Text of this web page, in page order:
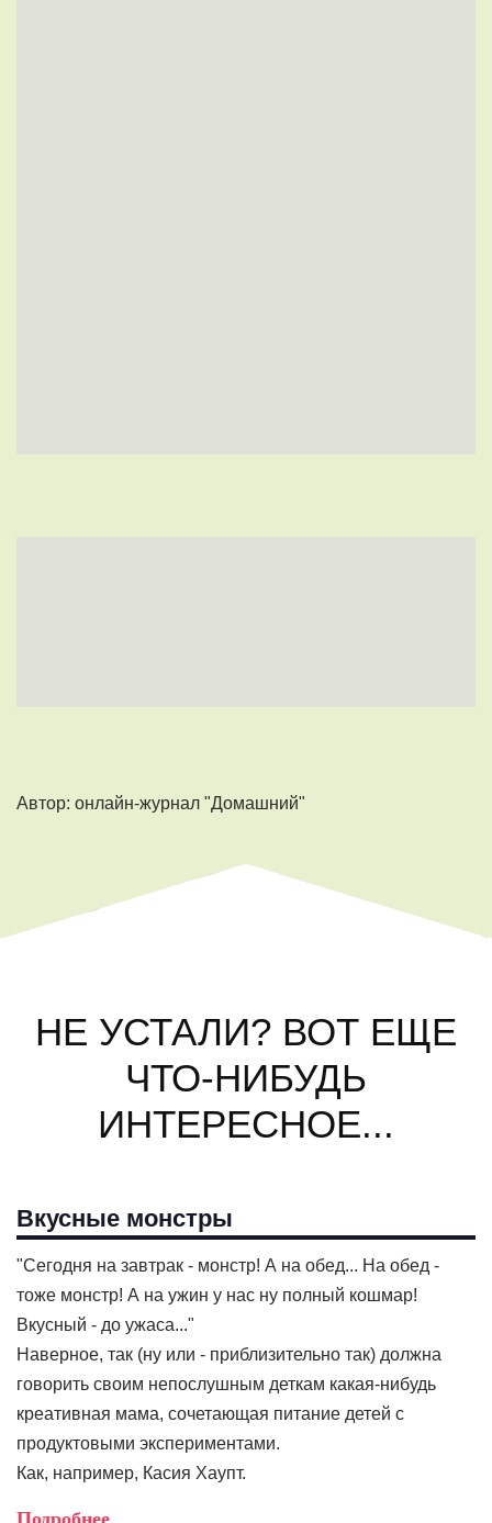
Автор: онлайн-журнал "Домашний"
НЕ УСТАЛИ? ВОТ ЕЩЕ
ЧТО-НИБУДЬ
ИНТЕРЕСНОЕ...
Вкусные монстры
"Сегодня на завтрак - монстр! А на обед... На обед -
тоже монстр! А на ужин у нас ну полный кошмар!
Вкусный - до ужаса..."
Наверное, так (ну или - приблизительно так) должна
говорить своим непослушным деткам какая-нибудь
креативная мама, сочетающая питание детей с
продуктовыми экспериментами.
Как, например, Касия Хаупт.
Подробнее